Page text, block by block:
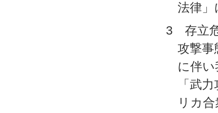
法律」
3 存立
攻撃事
に伴
「武
リカ